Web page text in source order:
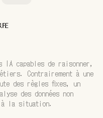
IA capables de raisonner,
Contrairement à une
des règles fixes, un
des données non
à la situation.